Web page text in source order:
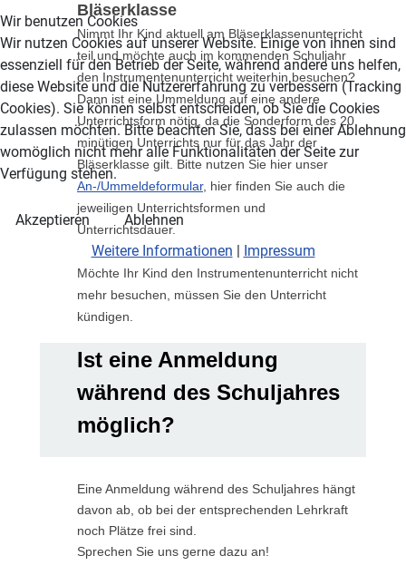
Bläserklasse
Nimmt Ihr Kind aktuell am Bläserklassenunterricht
teil und möchte auch im kommenden Schuljahr
den Instrumentenunterricht weiterhin besuchen?
Dann ist eine Ummeldung auf eine andere
Unterrichtsform nötig, da die Sonderform des 20
minütigen Unterrichts nur für das Jahr der
Bläserklasse gilt. Bitte nutzen Sie hier unser
An-/Ummeldeformular, hier finden Sie auch die
jeweiligen Unterrichtsformen und
Unterrichtsdauer.
Möchte Ihr Kind den Instrumentenunterricht nicht
mehr besuchen, müssen Sie den Unterricht
kündigen.
Ist eine Anmeldung
während des Schuljahres
möglich?
Eine Anmeldung während des Schuljahres hängt
davon ab, ob bei der entsprechenden Lehrkraft
noch Plätze frei sind.
Sprechen Sie uns gerne dazu an!
Wir benutzen Cookies
Wir nutzen Cookies auf unserer Website. Einige von ihnen sind
essenziell für den Betrieb der Seite, während andere uns helfen,
diese Website und die Nutzererfahrung zu verbessern (Tracking
Cookies). Sie können selbst entscheiden, ob Sie die Cookies
zulassen möchten. Bitte beachten Sie, dass bei einer Ablehnung
womöglich nicht mehr alle Funktionalitäten der Seite zur
Verfügung stehen.
Akzeptieren
Ablehnen
Weitere Informationen | Impressum